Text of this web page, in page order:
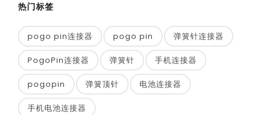
热门标签
pogo pin连接器 pogo pin 弹簧针连接器
PogoPin连接器 弹簧针 手机连接器
pogopin 弹簧顶针 电池连接器
手机电池连接器